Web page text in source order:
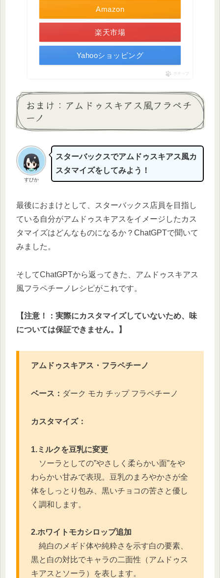
Amazon
楽天市場
Yahooショッピング
ポチップ
おまけ：アムドゥスキアス風フラペチ
ーノ
すぴか
スターバックスでアムドゥスキアス風カ
スタマイズをしてみよう！
最後におまけとして、スターバックス店員を目指し
ている自分がアムドゥスキアスをイメージしたカス
タマイズはどんなものになるか？ChatGPTで聞いて
みました。
そしてChatGPTから返ってきた、アムドゥスキアス
風フラペチーノレシピがこれです。
【注意！：実際にカスタマイズしていないため、味
については保証できません。】
アムドゥスキアス・フラペチーノ
ベース： ダーク モカ チップ フラペチーノ
カスタマイズ：
1.ミルクを豆乳に変更
ソーラとしての”やさしく柔らかい面”をや
わらかい甘みで表現。豆乳のまろやかさが全
体をしっとり包み、黒いチョコの苦さと優し
く調和します。
2.ホワイトモカシロップ追加
純白のメギド体や純粋さを示す白の要素、
黒と白の対比でキャラの二面性（アムドゥス
キアスとソーラ）を表します。